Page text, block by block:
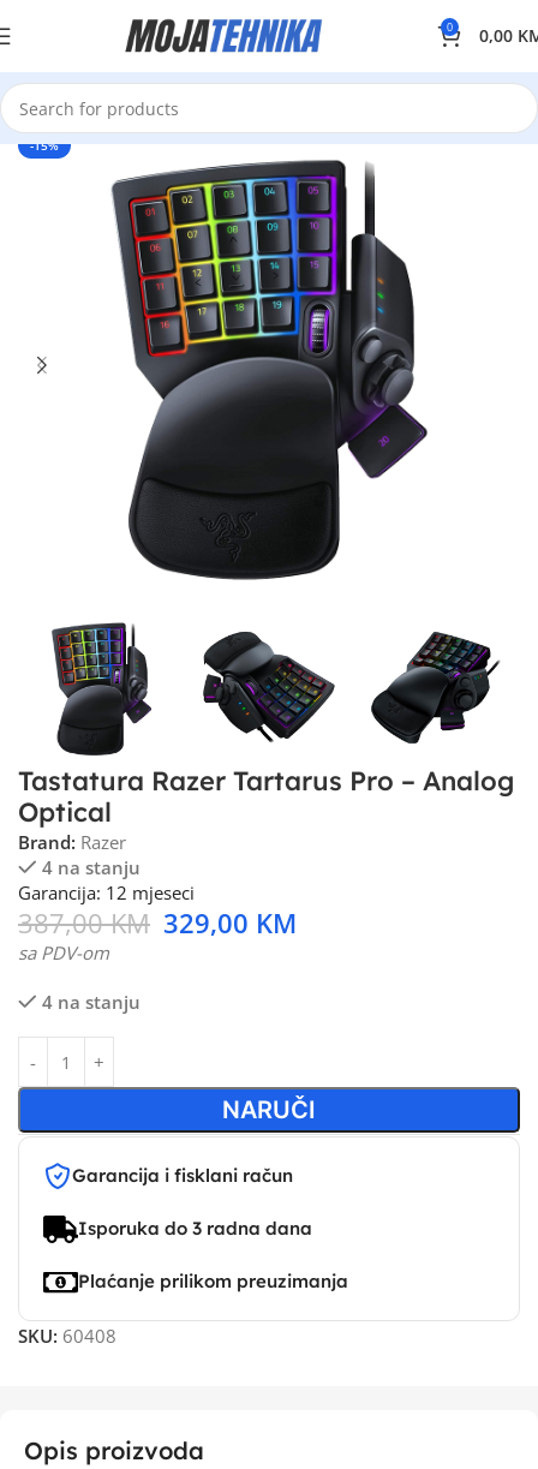
0 0,00
-15%
Tastatura Razer Tartarus Pro – Analog
Optical
Brand: Razer
4 na stanju
Garancija: 12 mjeseci
387,00KM 329,00 KM
sa PDV-om
4 na stanju
NARUČI
Garancija i fisklani račun
Isporuka do 3 radna dana
Plaćanje prilikom preuzimanja
SKU: 60408
Opis proizvoda